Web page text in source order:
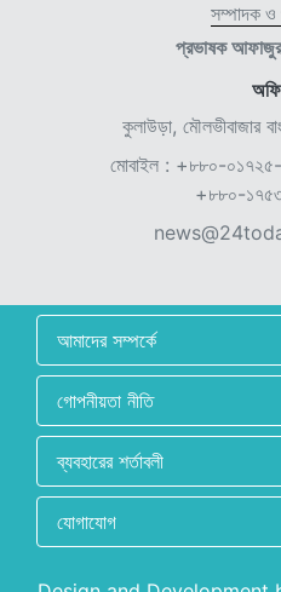
সম্পাদক
প্রভাষক আফাজুর
কুলাউড়া, মৌলভীবাজার
মোবাইল : +৮৮০-
+৮৮০-
আমাদের সম্পর্কে
গোপনীয়তা নীতি
ব্যবহারের শর্তাবলী
যোগাযোগ